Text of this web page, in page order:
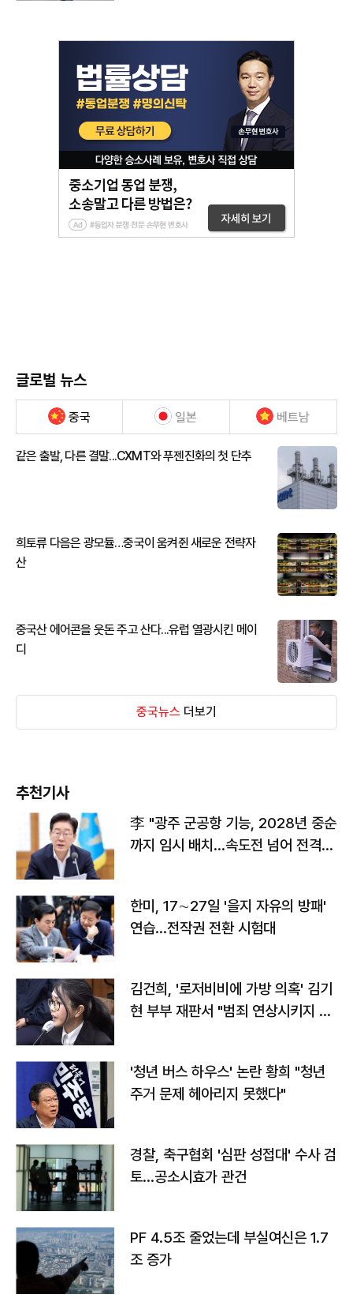
글로벌 뉴스
중국 일본 베트남
같은 출발, 다른 결말...CXMT와 푸젠진화의 첫 단추
희토류 다음은 광모듈…중국이 움켜쥔 새로운 전략자
산
중국산 에어콘을 웃돈 주고 산다...유럽 열광시킨 메이
디
중국뉴스 더보기
추천기사
李 "광주 군공항 기능, 2028년 중순
까지 임시 배치…속도전 넘어 전격
한미, 17∼27일 '을지 자유의 방패'
연습…전작권 전환 시험대
김건희, '로저비비에 가방 의혹' 김기
현 부부 재판서 "범죄 연상시키지 말
'청년 버스 하우스' 논란 황희 "청년
주거 문제 헤아리지 못했다"
경찰, 축구협회 '심판 성접대' 수사 검
토…공소시효가 관건
PF 4.5조 줄었는데 부실여신은 1.7
조 증가